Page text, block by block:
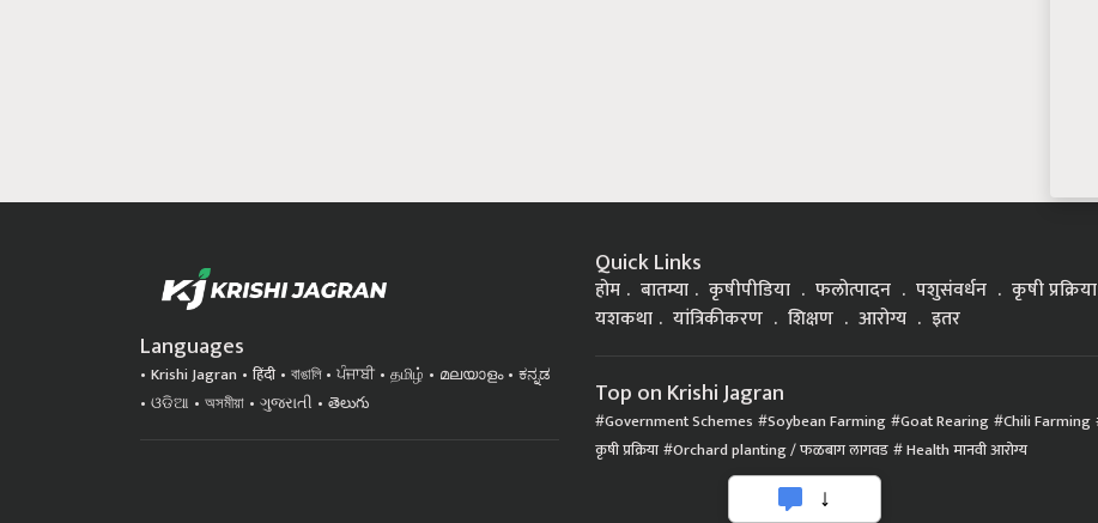
Languages
Krishi Jagran हिंदी বাঙালি ਪੰਜਾਬੀ தமிழ் മലയാളം
ಕನ್ನಡ
ଓଡିଆ
অসমীয়া ગુજરાતી తెలుగు
Quick Links
होम बातम्या कृषीपीडिया फलोत्पादन पशुसंवर्धन
कृषी प्रक्रिया
यशकथा
यांत्रिकीकरण शिक्षण आरोग्य इतर
Top on Krishi Jagran
Government Schemes Soybean Farming Goat Rearing Chili Farming
कृषी प्रक्रिया Orchard planting / फळबाग लागवड Health मानवी आरोग्य